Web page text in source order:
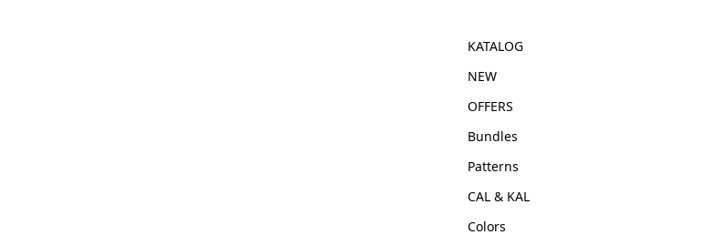
KATALOG
NEW
OFFERS
Bundles
Patterns
CAL & KAL
Colors